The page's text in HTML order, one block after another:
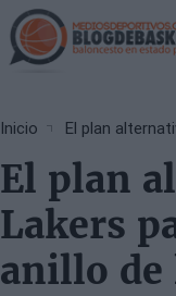
Skip
to
main
Inicio
El plan
Lakers
anillo de